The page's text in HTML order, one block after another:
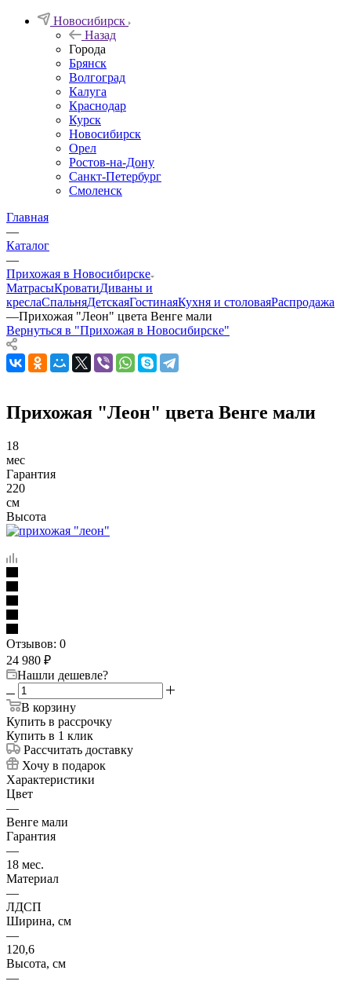
Новосибирск
Назад
Города
Брянск
Волгоград
Калуга
Краснодар
Курск
Новосибирск
Орел
Ростов-на-Дону
Санкт-Петербург
Смоленск
Главная
—
Каталог
—
Прихожая в Новосибирске
МатрасыКроватиДиваны и
креслаСпальняДетскаяГостинаяКухня и столоваяРаспродажа
—Прихожая "Леон" цвета Венге мали
Вернуться в "Прихожая в Новосибирске"
Прихожая "Леон" цвета Венге мали
18
мес
Гарантия
220
см
Высота
Отзывов: 0
24 980 ₽
Нашли дешевле?
В корзину
Купить в рассрочку
Купить в 1 клик
Рассчитать доставку
Хочу в подарок
Характеристики
Цвет
—
Венге мали
Гарантия
—
18 мес.
Материал
—
ЛДСП
Ширина, см
—
120,6
Высота, см
—